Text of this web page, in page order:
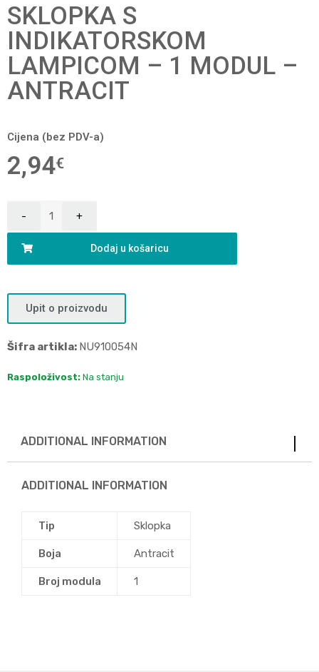
SKLOPKA S
INDIKATORSKOM
LAMPICOM – 1 MODUL –
ANTRACIT
Cijena (bez PDV-a)
2,94€
Dodaj u košaricu
Upit o proizvodu
Šifra artikla: NU910054N
Raspoloživost: Na stanju
ADDITIONAL INFORMATION
ADDITIONAL INFORMATION
Tip Sklopka
Boja Antracit
Broj modula 1